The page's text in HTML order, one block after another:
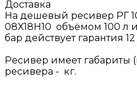
Доставка
На дешевый ресивер РГ
08Х18Н10 объёмом 100 л
бар действует гарантия
Ресивер имеет габариты
ресивера - кг.